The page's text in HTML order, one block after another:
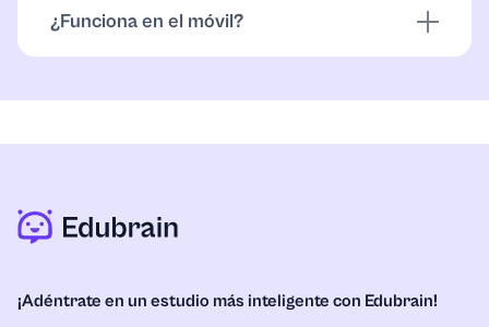
¿Funciona en el móvil?
¡Adéntrate en un estudio más inteligente con Edubrain!